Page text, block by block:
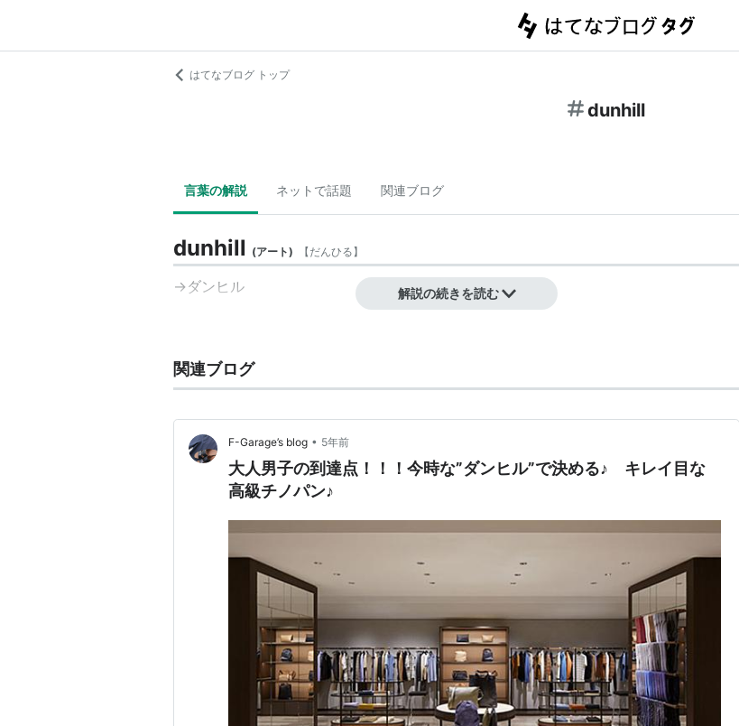
はてなブログ トップ
dunhill
言葉の解説 ネットで話題 関連ブログ
dunhill (アート) 【だんひる】
→ダンヒル 解説の続きを読む
関連ブログ
F-Garage’s blog • 5年前
大人男子の到達点！！！今時な”ダンヒル”で決める♪ キレイ目な
高級チノパン♪